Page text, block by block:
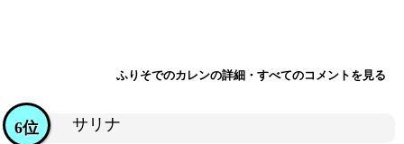
ふりそでのカレンの詳細・すべてのコメントを見る
サリナ
6位